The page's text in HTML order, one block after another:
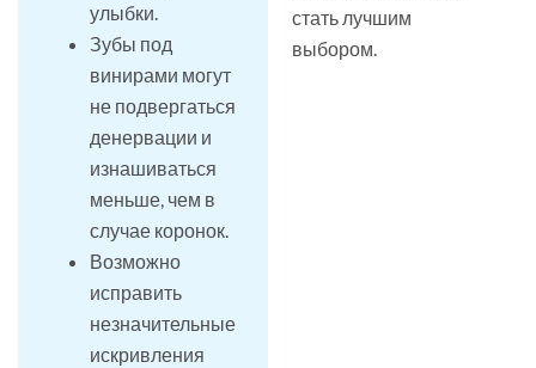
улыбки.
Зубы под
винирами могут
не подвергаться
денервации и
изнашиваться
меньше, чем в
случае коронок.
Возможно
исправить
незначительные
искривления
стать лучшим
выбором.